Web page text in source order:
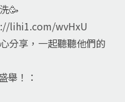
🥳
lihi1.com/wvHxU
分享，一起聽聽他們的
舉！：